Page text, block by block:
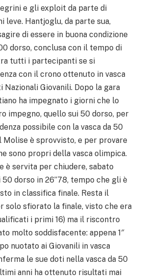
e gli exploit da parte di
leve. Hantjoglu, da parte sua,
di essere in buona condizione
dorso, conclusa con il tempo di
tutti i partecipanti se si
con il crono ottenuto in vasca
Nazionali Giovanili. Dopo la gara
ha impegnato i giorni che lo
impegno, quello sui 50 dorso, per
possibile con la vasca da 50
Molise è sprovvisto, e per provare
sono propri della vasca olimpica.
è servita per chiudere, sabato
dorso in 26’’78, tempo che gli è
in classifica finale. Resta il
solo sfiorato la finale, visto che era
i primi 16) ma il riscontro
molto soddisfacente: appena 1″
nuotato ai Giovanili in vasca
le sue doti nella vasca da 50
anni ha ottenuto risultati mai